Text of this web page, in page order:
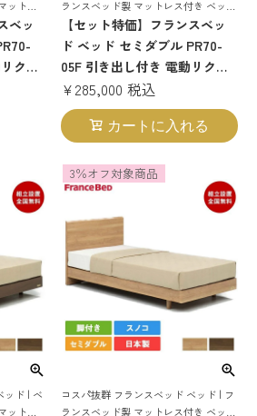
トレ
引き出
宮付き
ベッ
クラ
ッド
付き
ランスベッド製 マットレス付き ベット
マットレス 付き マットレスセット 70
周年 収納 収納付き 引き出し 引出し ス
ノコ すのこ すのこベッド
【セット特価】フランスベッ
ド ベッド セミダブル PR70-
05F 引き出し付き 電動リクラ
イニングマットレス RP-
1000W | 正規品 フランスベッ
ド製 マットレス付き 70周年
rp1000 rp1000w
¥285,000 税込
カートに入れる
ッド | ベ
ットレ
コスパ抜群 フランスベッド ベッド | フ
ランスベッド製 マットレス付き ベット
3％オフ対象商品